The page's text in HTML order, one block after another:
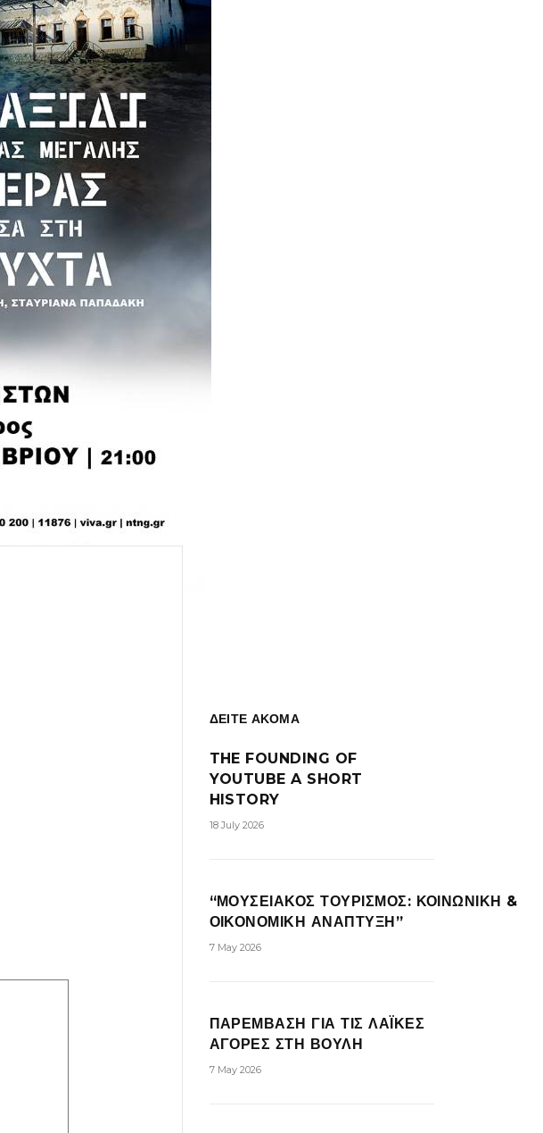
ΔΕΙΤΕ ΑΚΟΜΑ
THE FOUNDING OF
YOUTUBE A SHORT
HISTORY
18 July 2026
“ΜΟΥΣΕΙΑΚΟΣ ΤΟΥΡΙΣΜΟΣ: ΚΟΙΝΩΝΙΚΗ &
ΟΙΚΟΝΟΜΙΚΗ ΑΝΑΠΤΥΞΗ”
7 May 2026
ΠΑΡΕΜΒΑΣΗ ΓΙΑ ΤΙΣ ΛΑΪΚΕΣ
ΑΓΟΡΕΣ ΣΤΗ ΒΟΥΛΗ
7 May 2026